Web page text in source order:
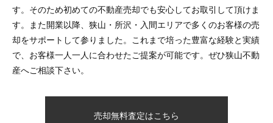
す。そのため初めての不動産売却でも安心してお取引して頂けま
す。また開業以降、狭山・所沢・入間エリアで多くのお客様の売
却をサポートして参りました。これまで培った豊富な経験と実績
で、お客様一人一人に合わせたご提案が可能です。ぜひ狭山不動
産へご相談下さい。
売却無料査定はこちら